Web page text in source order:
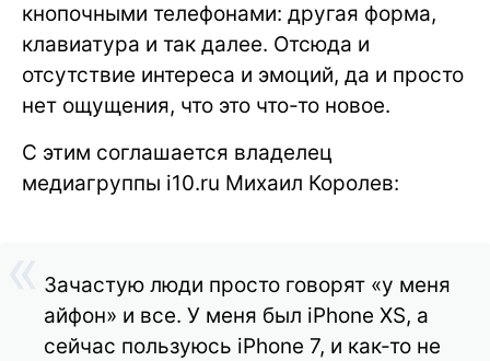
кнопочными телефонами: другая форма,
клавиатура и так далее. Отсюда и
отсутствие интереса и эмоций, да и просто
нет ощущения, что это что-то новое.
С этим соглашается владелец
медиагруппы i10.ru Михаил Королев:
Зачастую люди просто говорят «у меня
айфон» и все. У меня был iPhone XS, а
сейчас пользуюсь iPhone 7, и как-то не